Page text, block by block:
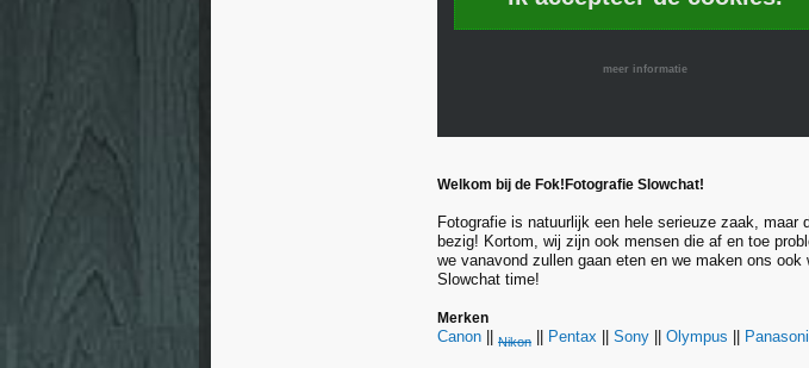
meer informatie
Welkom bij de Fok!Fotografie Slowchat!
Fotografie is natuurlijk een hele serieuze zaak,
bezig! Kortom, wij zijn ook mensen die af en toe
we vanavond zullen gaan eten en we maken ons
Slowchat time!
Merken
Canon Nikon Pentax Sony Olympus